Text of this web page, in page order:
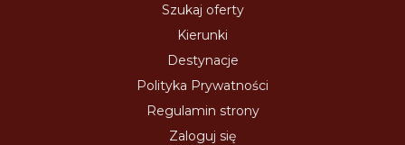
Szukaj oferty
Kierunki
Destynacje
Polityka Prywatności
Regulamin strony
Zaloguj się